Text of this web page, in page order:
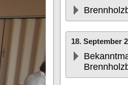
18. September